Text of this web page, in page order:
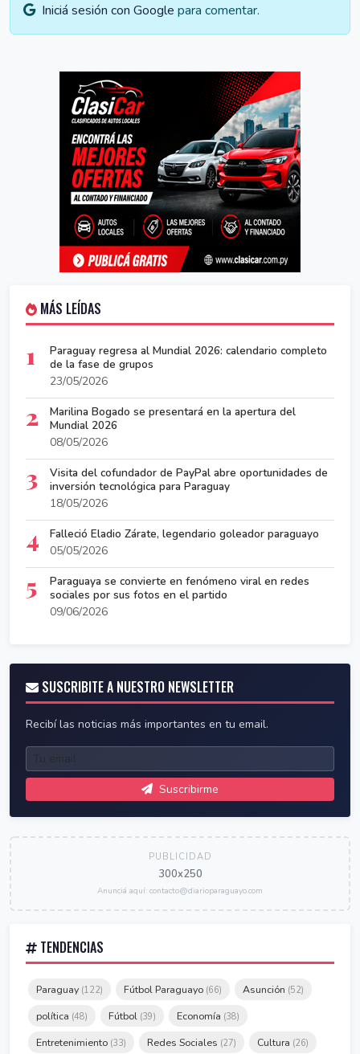
Iniciá sesión con Google para comentar.
MÁS LEÍDAS
1
Paraguay regresa al Mundial 2026: calendario completo
de la fase de grupos
23/05/2026
2
Marilina Bogado se presentará en la apertura del
Mundial 2026
08/05/2026
3
Visita del cofundador de PayPal abre oportunidades de
inversión tecnológica para Paraguay
18/05/2026
4
Falleció Eladio Zárate, legendario goleador paraguayo
05/05/2026
5
Paraguaya se convierte en fenómeno viral en redes
sociales por sus fotos en el partido
09/06/2026
SUSCRIBITE A NUESTRO NEWSLETTER
Recibí las noticias más importantes en tu email.
Suscribirme
PUBLICIDAD
300x250
Anunciá aquí: contacto@diarioparaguayo.com
TENDENCIAS
Paraguay (122) Fútbol Paraguayo (66) Asunción (52)
política (48) Fútbol (39) Economía (38)
Entretenimiento (33) Redes Sociales (27) Cultura (26)